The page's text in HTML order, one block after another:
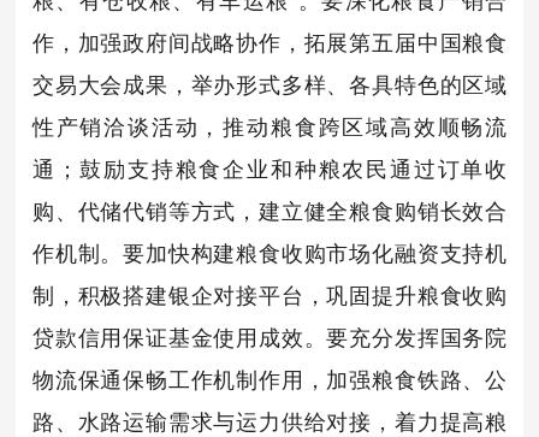
作，加强政府间战略协作，拓展第五届中国粮食
交易大会成果，举办形式多样、各具特色的区域
性产销洽谈活动，推动粮食跨区域高效顺畅流
通；鼓励支持粮食企业和种粮农民通过订单收
购、代储代销等方式，建立健全粮食购销长效合
作机制。要加快构建粮食收购市场化融资支持机
制，积极搭建银企对接平台，巩固提升粮食收购
贷款信用保证基金使用成效。要充分发挥国务院
物流保通保畅工作机制作用，加强粮食铁路、公
路、水路运输需求与运力供给对接，着力提高粮